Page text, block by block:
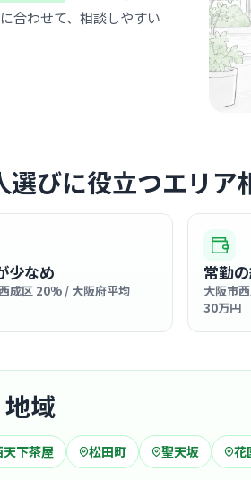
合わせて、相談しやすい
びに役立つエリア
少なめ
成区 20% / 大阪府平均
常勤
大阪市
30万円
域
天下茶屋 松田町 聖天坂 花